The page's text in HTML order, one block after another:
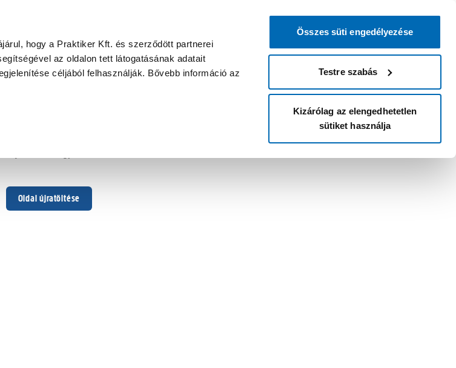
hogy a Praktiker Kft. és szerződött partnerei
az oldalon tett látogatásának adatait
céljából felhasználják. Bővebb információ az
Összes süti engedélyezése
Testre szabás
Kizárólag az elengedhetetlen
sütiket használja
Oldal újratöltése